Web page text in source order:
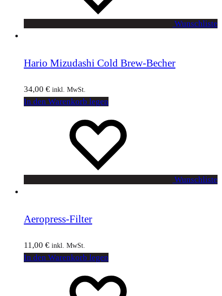
Wunschliste
Hario Mizudashi Cold Brew-Becher
34,00 € inkl. MwSt.
In den Warenkorb legen
Wunschliste
Aeropress-Filter
11,00 € inkl. MwSt.
In den Warenkorb legen